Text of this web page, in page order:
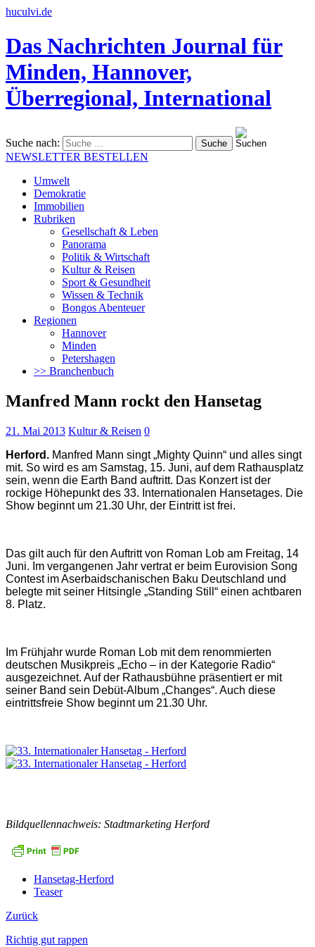
huculvi.de
Das Nachrichten Journal für
Minden, Hannover,
Überregional, International
Suche nach:
NEWSLETTER BESTELLEN
Umwelt
Demokratie
Immobilien
Rubriken
Gesellschaft & Leben
Panorama
Politik & Wirtschaft
Kultur & Reisen
Sport & Gesundheit
Wissen & Technik
Bongos Abenteuer
Regionen
Hannover
Minden
Petershagen
>> Branchenbuch
Manfred Mann rockt den Hansetag
21. Mai 2013 Kultur & Reisen 0
Herford. Manfred Mann singt „Mighty Quinn“ und alles singt
mit. So wird es am Samstag, 15. Juni, auf dem Rathausplatz
sein, wenn die Earth Band auftritt. Das Konzert ist der
rockige Höhepunkt des 33. Internationalen Hansetages. Die
Show beginnt um 21.30 Uhr, der Eintritt ist frei.
Das gilt auch für den Auftritt von Roman Lob am Freitag, 14
Juni. Im vergangenen Jahr vertrat er beim Eurovision Song
Contest im Aserbaidschanischen Baku Deutschland und
belegte mit seiner Hitsingle „Standing Still“ einen achtbaren
8. Platz.
Im Frühjahr wurde Roman Lob mit dem renommierten
deutschen Musikpreis „Echo – in der Kategorie Radio“
ausgezeichnet. Auf der Rathausbühne präsentiert er mit
seiner Band sein Debüt-Album „Changes“. Auch diese
eintrittsfreie Show beginnt um 21.30 Uhr.
Bildquellennachweis: Stadtmarketing Herford
Hansetag-Herford
Teaser
Zurück
Richtig gut rappen